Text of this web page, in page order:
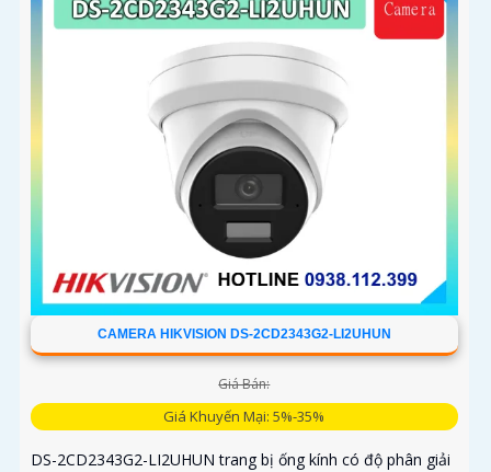
CAMERA HIKVISION DS-2CD2343G2-LI2UHUN
Giá Bán:
Giá Khuyến Mại: 5%-35%
DS-2CD2343G2-LI2UHUN trang bị ống kính có độ phân giải